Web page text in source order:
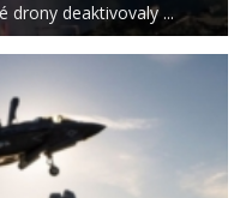
drony deaktivovaly ...